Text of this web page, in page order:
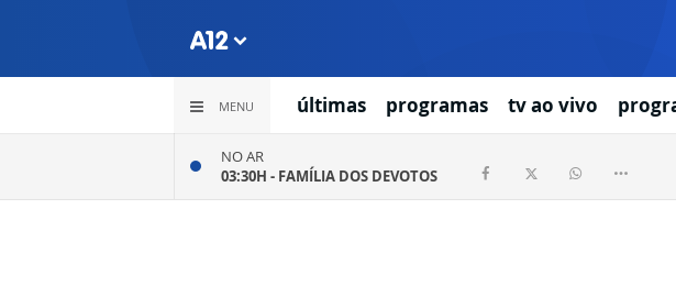
MENU últimas programas tv ao vivo
NO AR
03:30H - FAMÍLIA DOS DEVOTOS